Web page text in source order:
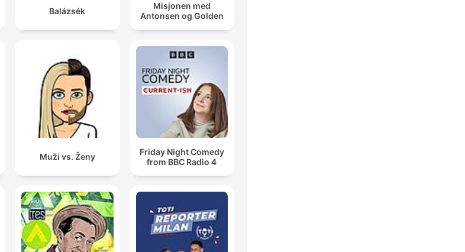
Balázsék
Misjonen med
Antonsen og Golden
Muži vs. Ženy
Friday Night Comedy
from BBC Radio 4